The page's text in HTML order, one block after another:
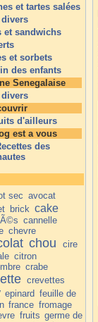
et tartes salées
divers
et sandwichs
et sorbets
des enfants
Senegalaise
divers
d'ailleurs
est a vous
des
sec avocat
brick cake
cannelle
chevre
chou
cire
citron
crabe
crevettes
epinard feuille de
france fromage
fruits germe de